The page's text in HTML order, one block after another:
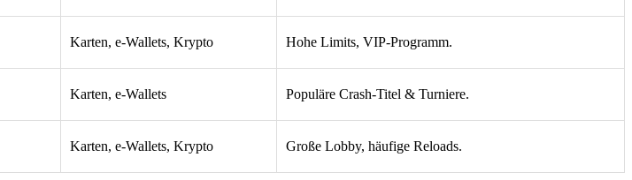
Karten, e-Wallets, Krypto Hohe Limits, VIP-Programm.
Karten, e-Wallets Populäre Crash-Titel & Turniere.
Karten, e-Wallets, Krypto Große Lobby, häufige Reloads.